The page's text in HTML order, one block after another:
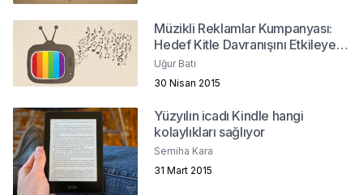
Müzikli Reklamlar Kumpanyası:
Hedef Kitle Davranışını Etkileyen
Bir Unsur Olarak Markaların
Müzikle İlişkisi
Uğur Batı
30 Nisan 2015
Yüzyılın icadı Kindle hangi
kolaylıkları sağlıyor
Semiha Kara
31 Mart 2015